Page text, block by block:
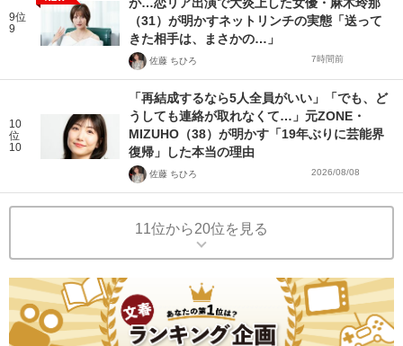
9位
9
が…恋リア出演で大炎上した女優・麻木玲那
（31）が明かすネットリンチの実態「送って
きた相手は、まさかの…」
佐藤 ちひろ 7時間前
10
位
10
「再結成するなら5人全員がいい」「でも、ど
うしても連絡が取れなくて…」元ZONE・
MIZUHO（38）が明かす「19年ぶりに芸能界
復帰」した本当の理由
佐藤 ちひろ 2026/08/08
11位から20位を見る